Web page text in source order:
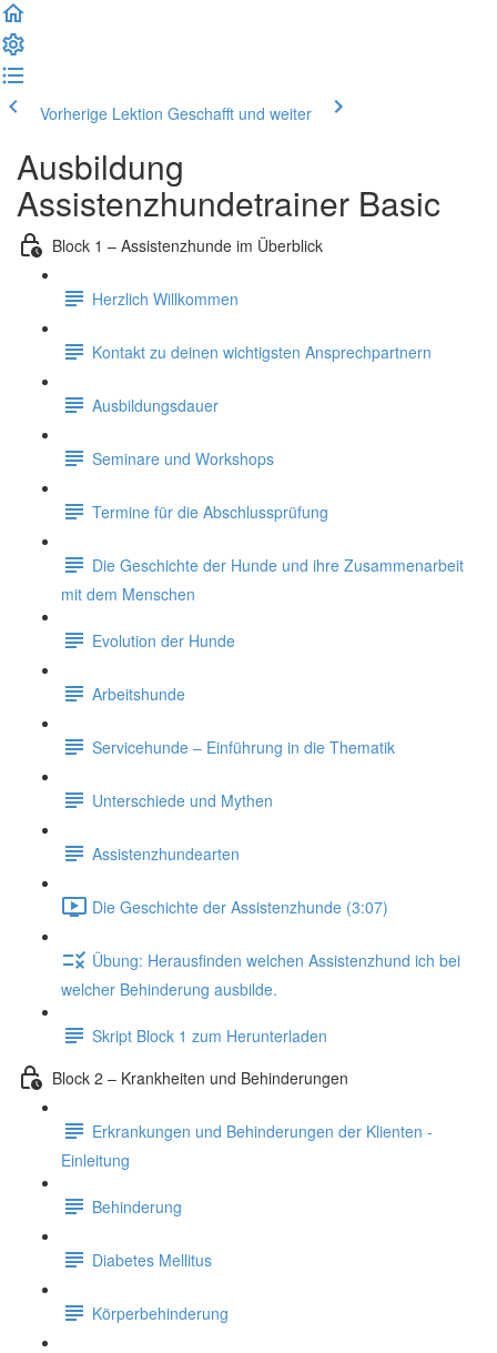
Vorherige Lektion Geschafft und weiter
Ausbildung
Assistenzhundetrainer Basic
Block 1 – Assistenzhunde im Überblick
Herzlich Willkommen
Kontakt zu deinen wichtigsten Ansprechpartnern
Ausbildungsdauer
Seminare und Workshops
Termine für die Abschlussprüfung
Die Geschichte der Hunde und ihre Zusammenarbeit
mit dem Menschen
Evolution der Hunde
Arbeitshunde
Servicehunde – Einführung in die Thematik
Unterschiede und Mythen
Assistenzhundearten
Die Geschichte der Assistenzhunde (3:07)
Übung: Herausfinden welchen Assistenzhund ich bei
welcher Behinderung ausbilde.
Skript Block 1 zum Herunterladen
Block 2 – Krankheiten und Behinderungen
Erkrankungen und Behinderungen der Klienten -
Einleitung
Behinderung
Diabetes Mellitus
Körperbehinderung